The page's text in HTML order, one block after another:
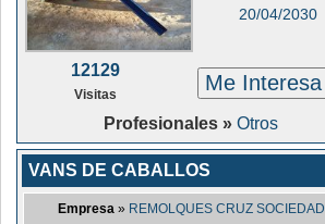
20/04/2030
12129
Visitas Me Interesa
Profesionales »Otros
VANS DE CABALLOS
Empresa » REMOLQUES CRUZ SOCIEDAD